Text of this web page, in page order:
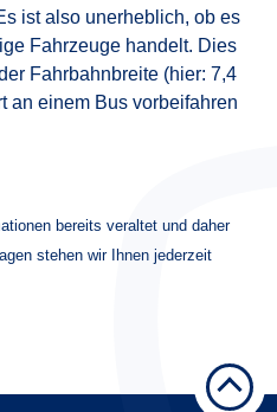
ist also unerheblich, ob es
Fahrzeuge handelt. Dies
Fahrbahnbreite (hier: 7,4
an einem Bus vorbeifahren
bereits veraltet und daher
stehen wir Ihnen jederzeit